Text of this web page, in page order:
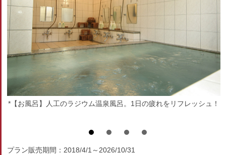
*【お風呂】人工のラジウム温泉風呂。1日の疲れをリフレッシュ！
プラン販売期間：2018/4/1～2026/10/31